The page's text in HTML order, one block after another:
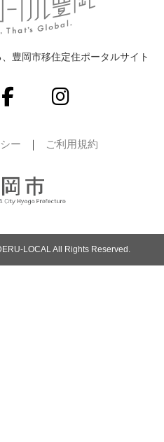
豊岡市移住定住ポータルサイト
ー ご利用規約
LOCAL All Rights Reserved.